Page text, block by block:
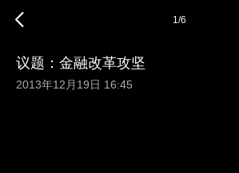
1/6
议题：金融改革攻坚
2013年12月19日 16:45